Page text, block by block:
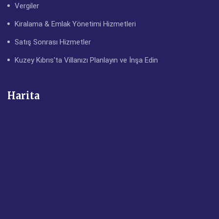
Vergiler
Kiralama & Emlak Yönetimi Hizmetleri
Satış Sonrası Hizmetler
Kuzey Kıbrıs'ta Villanızı Planlayın ve İnşa Edin
Harita